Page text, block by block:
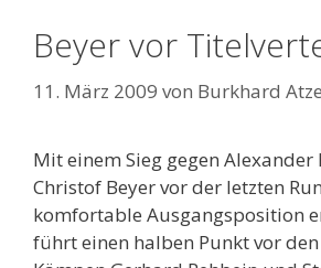
Beyer vor
11. März 2009 von Burkhard Atze
Mit einem Sieg gegen Alexander
Christof Beyer vor der letzten
komfortable Ausgangsposition
führt einen halben Punkt vor den